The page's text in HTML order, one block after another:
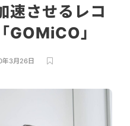
速させるレコ
GOMiCO」
3月26日